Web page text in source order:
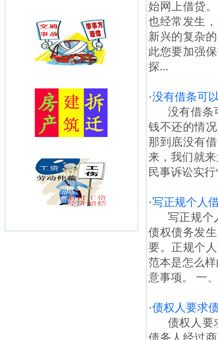
始网上借贷
也经常发生
新兴的复杂
此您要加强
探...
·没有借条可
没有借条
钱不还的情
那到底没有
来，我们就
民事诉讼实
·写正规个人
写正规个
债权债务发
要。正规个
范本是怎么
意事项。 一
·债权人要求
债权人要